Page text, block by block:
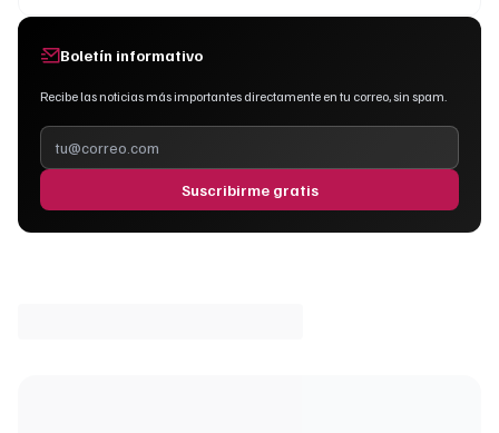
Boletín informativo
Recibe las noticias más importantes directamente en tu correo, sin spam.
Suscribirme gratis